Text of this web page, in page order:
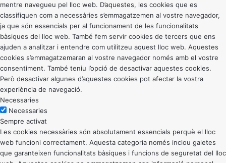
mentre navegueu pel lloc web. D’aquestes, les cookies que es
classifiquen com a necessàries s’emmagatzemen al vostre navegador,
ja que són essencials per al funcionament de les funcionalitats
bàsiques del lloc web. També fem servir cookies de tercers que ens
ajuden a analitzar i entendre com utilitzeu aquest lloc web. Aquestes
cookies s’emmagatzemaran al vostre navegador només amb el vostre
consentiment. També teniu l’opció de desactivar aquestes cookies.
Però desactivar algunes d’aquestes cookies pot afectar la vostra
experiència de navegació.
Necessaries
Necessaries
Sempre activat
Les cookies necessàries són absolutament essencials perquè el lloc
web funcioni correctament. Aquesta categoria només inclou galetes
que garanteixen funcionalitats bàsiques i funcions de seguretat del lloc